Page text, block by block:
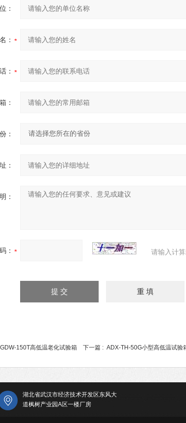
：
：
：
：
：
：
：
： 请输入计
150T高低温老化试验箱 下一篇 : ADX-TH-50G小型高低温试验
湖北省武汉市经济技术开发区东风大
道枫树产业园A区一楼厂房